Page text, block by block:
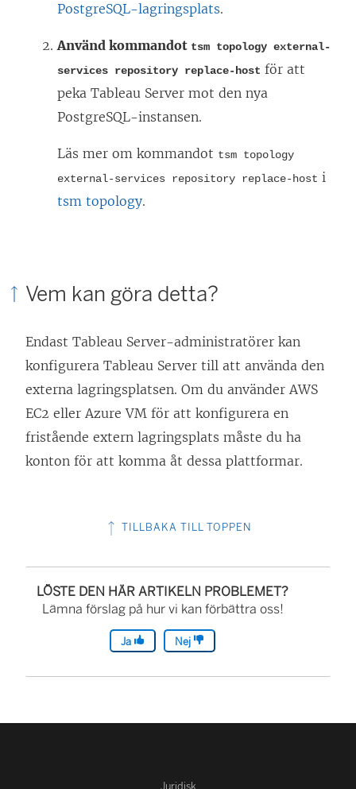
PostgreSQL-lagringsplats.
Använd kommandot tsm topology external-
services repository replace-host för att
peka Tableau Server mot den nya
PostgreSQL-instansen.
Läs mer om kommandot tsm topology
external-services repository replace-host i
tsm topology.
Vem kan göra detta?
Endast Tableau Server-administratörer kan
konfigurera Tableau Server till att använda den
externa lagringsplatsen. Om du använder AWS
EC2 eller Azure VM för att konfigurera en
fristående extern lagringsplats måste du ha
konton för att komma åt dessa plattformar.
TILLBAKA TILL TOPPEN
LÖSTE DEN HÄR ARTIKELN PROBLEMET?
Lämna förslag på hur vi kan förbättra oss!
Ja Nej
Juridisk